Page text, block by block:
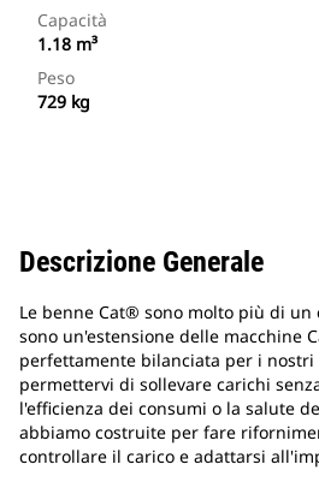
Capacità
1.18 m³
Peso
729 kg
Descrizione Generale
Le benne Cat® sono molto più di
sono un'estensione delle macchine
perfettamente bilanciata per i nostri
permettervi di sollevare carichi
l'efficienza dei consumi o la salute
abbiamo costruite per fare
controllare il carico e adattarsi